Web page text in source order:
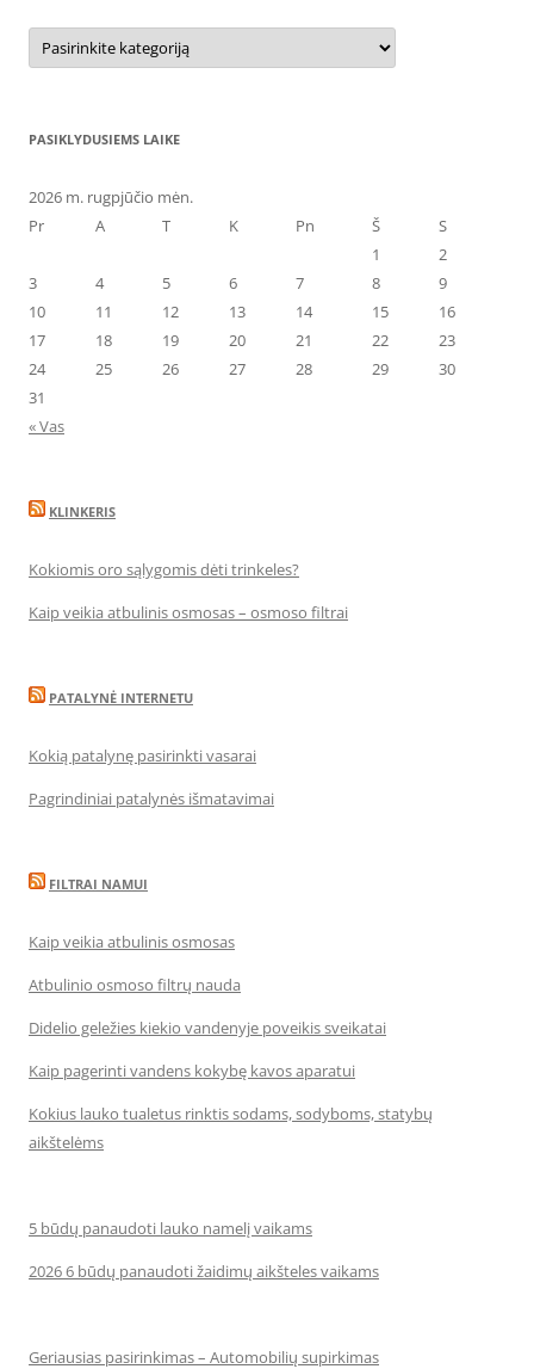
Kategorijos
PASIKLYDUSIEMS LAIKE
2026 m. rugpjūčio mėn.
Pr
A T K Pn Š
S
1
2
3
4 5 6 7 8
9
10
11 12 13 14 15
16
17
18 19 20 21 22
23
24
25 26 27 28 29
30
31
« Vas
KLINKERIS
Kokiomis oro sąlygomis dėti trinkeles?
Kaip veikia atbulinis osmosas – osmoso filtrai
PATALYNĖ INTERNETU
Kokią patalynę pasirinkti vasarai
Pagrindiniai patalynės išmatavimai
FILTRAI NAMUI
Kaip veikia atbulinis osmosas
Atbulinio osmoso filtrų nauda
Didelio geležies kiekio vandenyje poveikis sveikatai
Kaip pagerinti vandens kokybę kavos aparatui
Kokius lauko tualetus rinktis sodams, sodyboms, statybų
aikštelėms
5 būdų panaudoti lauko namelį vaikams
2026 6 būdų panaudoti žaidimų aikšteles vaikams
Geriausias pasirinkimas – Automobilių supirkimas